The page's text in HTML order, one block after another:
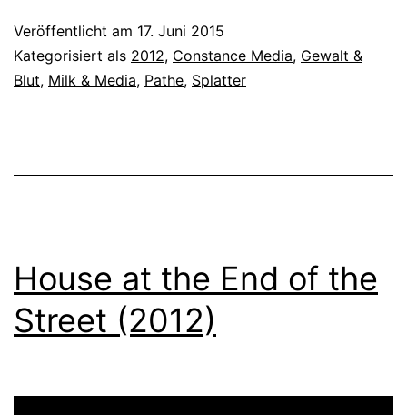
Keiner
Veröffentlicht am 17. Juni 2015
Kategorisiert als 2012, Constance Media, Gewalt &
Blut, Milk & Media, Pathe, Splatter
House at the End of the
Street (2012)